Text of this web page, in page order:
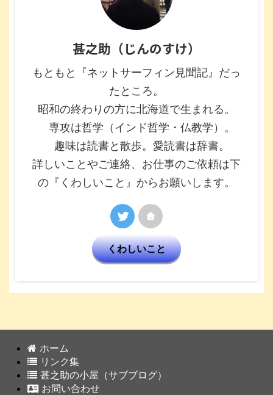
甚之助（じんのすけ）
もともと『ネットサーフィン見聞記』だっ
たところ。
昭和の終わりの方に北海道で生まれる。
専攻は哲学（インド哲学・仏教学）。
趣味は読書と散歩。愛読書は辞書。
詳しいことやご連絡、お仕事のご依頼は下
の『くわしいこと』からお願いします。
くわしいこと
ホーム
リンク集
甚之助の小屋（サブブログ）
お問い合わせ